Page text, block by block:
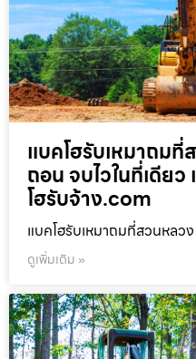
แบคโฮรับเหมาถม
ถอน จบไวในที่เดีย
โฮรับจ้าง.com
แบคโฮรับเหมาถมที่สวนหลว
ดูเพิ่มเติม »